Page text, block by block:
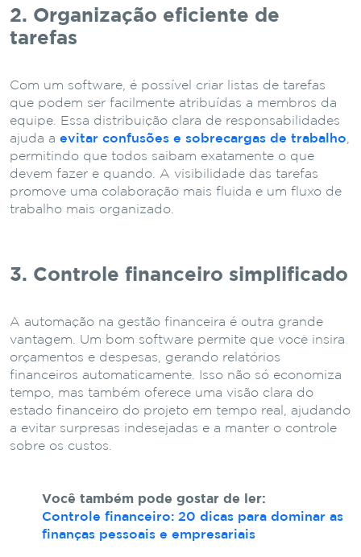
2. Organização eficiente de
tarefas
Com um software, é possível criar listas de tarefas
que podem ser facilmente atribuídas a membros da
equipe. Essa distribuição clara de responsabilidades
ajuda a evitar confusões e sobrecargas de trabalho
permitindo que todos saibam exatamente o que
devem fazer e quando. A visibilidade das tarefas
promove uma colaboração mais fluida e um fluxo de
trabalho mais organizado.
3. Controle financeiro simplificado
A automação na gestão financeira é outra grande
vantagem. Um bom software permite que você insira
orçamentos e despesas, gerando relatórios
financeiros automaticamente. Isso não só economiza
tempo, mas também oferece uma visão clara do
estado financeiro do projeto em tempo real, ajudando
a evitar surpresas indesejadas e a manter o controle
sobre os custos.
Você também pode gostar de ler:
Controle financeiro: 20 dicas para dominar as
finanças pessoais e empresariais